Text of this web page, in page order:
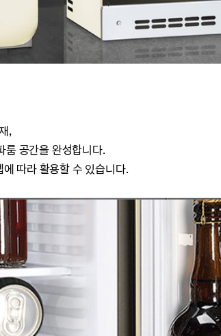
,
룸 공간을 완성합니다.
따라 활용할 수 있습니다.